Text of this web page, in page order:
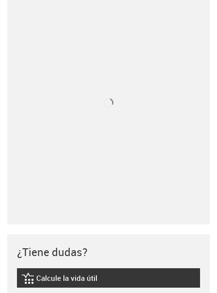
¿Tiene dudas?
igus-icon-lebensdauerrechner
Calcule la vida útil